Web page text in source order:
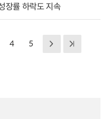
장률 하락도 지속
4 5